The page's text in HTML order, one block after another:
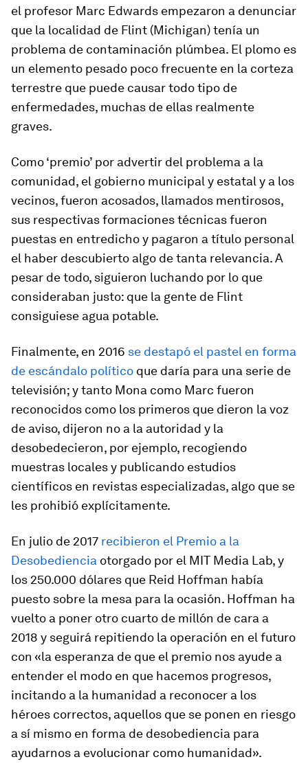
el profesor Marc Edwards empezaron a denunciar
que la localidad de Flint (Michigan) tenía un
problema de contaminación plúmbea. El plomo es
un elemento pesado poco frecuente en la corteza
terrestre que puede causar todo tipo de
enfermedades, muchas de ellas realmente
graves.
Como ‘premio’ por advertir del problema a la
comunidad, el gobierno municipal y estatal y a los
vecinos, fueron acosados, llamados mentirosos,
sus respectivas formaciones técnicas fueron
puestas en entredicho y pagaron a título personal
el haber descubierto algo de tanta relevancia. A
pesar de todo, siguieron luchando por lo que
consideraban justo: que la gente de Flint
consiguiese agua potable.
Finalmente, en 2016 se destapó el pastel en forma
de escándalo político que daría para una serie de
televisión; y tanto Mona como Marc fueron
reconocidos como los primeros que dieron la voz
de aviso, dijeron no a la autoridad y la
desobedecieron, por ejemplo, recogiendo
muestras locales y publicando estudios
científicos en revistas especializadas, algo que se
les prohibió explícitamente.
En julio de 2017 recibieron el Premio a la
Desobediencia otorgado por el MIT Media Lab, y
los 250.000 dólares que Reid Hoffman había
puesto sobre la mesa para la ocasión. Hoffman ha
vuelto a poner otro cuarto de millón de cara a
2018 y seguirá repitiendo la operación en el futuro
con «la esperanza de que el premio nos ayude a
entender el modo en que hacemos progresos,
incitando a la humanidad a reconocer a los
héroes correctos, aquellos que se ponen en riesgo
a sí mismo en forma de desobediencia para
ayudarnos a evolucionar como humanidad».